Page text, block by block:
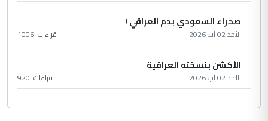
صحراء السعودي بدم العراقي !
الأحد 02 آب 2026 قراءات :1006
الأكشن بنسخته العراقية
الأحد 02 آب 2026 قراءات :920